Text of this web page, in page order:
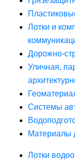
Лотки и
Дорожно-
Уличная,
Системы
Материалы
Лотки